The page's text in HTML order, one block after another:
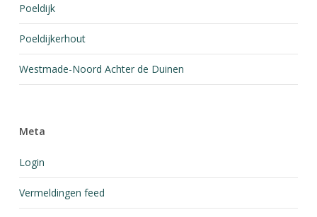
Poeldijk
Poeldijkerhout
Westmade-Noord Achter de Duinen
Meta
Login
Vermeldingen feed